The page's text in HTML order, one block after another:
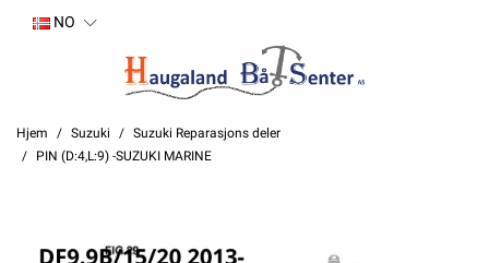
NO
Hjem Suzuki
Suzuki Reparasjons deler
PIN (D:4,L:9) -SUZUKI MARINE